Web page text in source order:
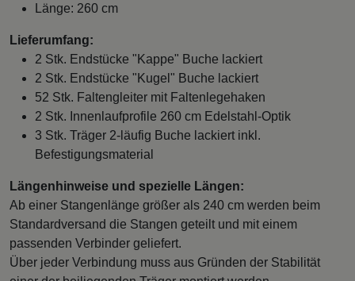
Länge: 260 cm
Lieferumfang:
2 Stk. Endstücke "Kappe" Buche lackiert
2 Stk. Endstücke "Kugel" Buche lackiert
52 Stk. Faltengleiter mit Faltenlegehaken
2 Stk. Innenlaufprofile 260 cm Edelstahl-Optik
3 Stk. Träger 2-läufig Buche lackiert inkl.
Befestigungsmaterial
Längenhinweise und spezielle Längen:
Ab einer Stangenlänge größer als 240 cm werden beim
Standardversand die Stangen geteilt und mit einem
passenden Verbinder geliefert.
Über jeder Verbindung muss aus Gründen der Stabilität